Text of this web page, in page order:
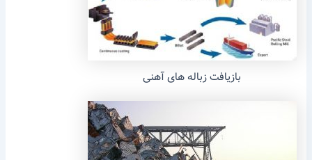
بازیافت زباله های آهنی